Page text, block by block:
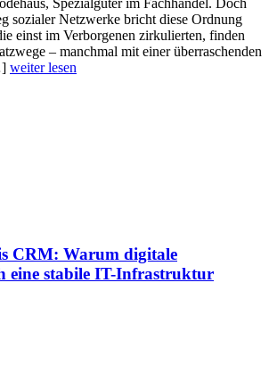
Spezialgüter im Fachhandel. Doch
sozialer Netzwerke bricht diese Ordnung
einst im Verborgenen zirkulierten, finden
– manchmal mit einer überraschenden
weiter lesen
CRM: Warum digitale
eine stabile IT-Infrastruktur